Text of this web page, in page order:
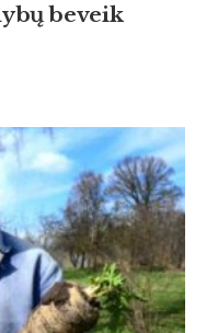
beveik